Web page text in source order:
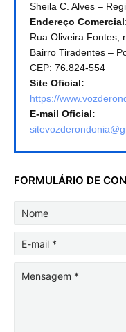
Sheila C. Alves –
Endereço
Rua Oliveira Fontes,
Bairro Tiradentes –
CEP: 76.824-554
Site Oficial:
https://
E-mail Oficial:
FORMULÁRIO DE